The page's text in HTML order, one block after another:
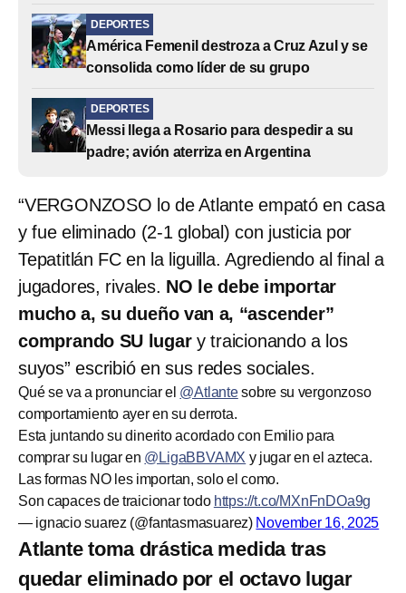
DEPORTES
América Femenil destroza a Cruz Azul y se
consolida como líder de su grupo
DEPORTES
Messi llega a Rosario para despedir a su
padre; avión aterriza en Argentina
“VERGONZOSO lo de Atlante empató en casa
y fue eliminado (2-1 global) con justicia por
Tepatitlán FC en la liguilla. Agrediendo al final a
jugadores, rivales. NO le debe importar
mucho a, su dueño van a, “ascender”
comprando SU lugary traicionando a los
suyos” escribió en sus redes sociales.
Qué se va a pronunciar el @Atlantesobre su vergonzoso
comportamiento ayer en su derrota.
Esta juntando su dinerito acordado con Emilio para
comprar su lugar en @LigaBBVAMX y jugar en el azteca.
Las formas NO les importan, solo el como.
Son capaces de traicionar todo https://t.co/MXnFnDOa9g
— ignacio suarez (@fantasmasuarez) November 16, 2025
Atlante toma drástica medida tras
quedar eliminado por el octavo lugar